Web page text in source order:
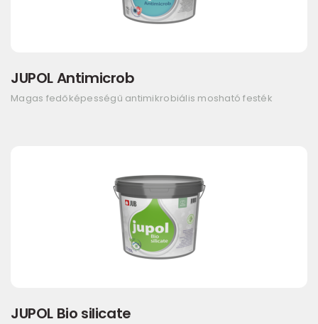
JUPOL Antimicrob
Magas fedőképességű antimikrobiális mosható festék
JUPOL Bio silicate